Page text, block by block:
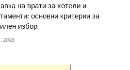
на врати за хотели и
основни критерии за
избор
2026